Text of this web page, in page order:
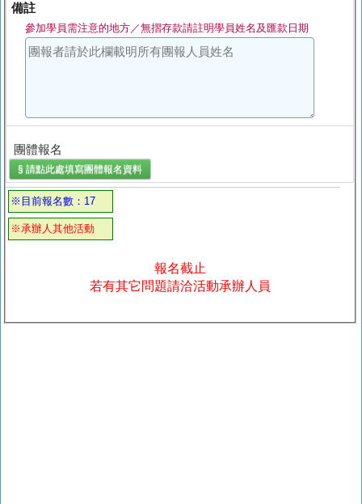
備註
參加學員需注意的地方／無摺存款請註明學員姓名及匯款日期
團體報名
§ 請點此處填寫團體報名 資料
※目前報名數：17
※承辦人其他活動
報名截止
若有其它問題請洽活動承辦人員